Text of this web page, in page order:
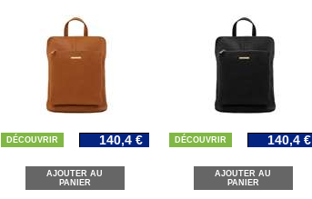
DÉCOUVRIR 140,4 €
AJOUTER AU
PANIER
DÉCOUVRIR 140,4 €
AJOUTER AU
PANIER